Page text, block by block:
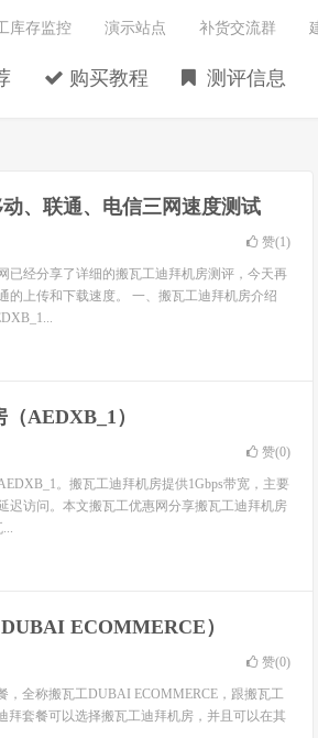
购买教程 测评信息
库存监控 演示站点 补货交流群
、联通、电信三网速度测试
赞(1)
已经分享了详细的搬瓦工迪拜机房测评，今天再
的上传和下载速度。 一、搬瓦工迪拜机房介绍
AEDXB_1）
赞(0)
。搬瓦工迪拜机房提供1Gbps带宽，主要
迟访问。本文搬瓦工优惠网分享搬瓦工迪拜机房
ECOMMERCE）
赞(0)
，全称搬瓦工DUBAI ECOMMERCE，跟搬瓦工
拜套餐可以选择搬瓦工迪拜机房，并且可以在其